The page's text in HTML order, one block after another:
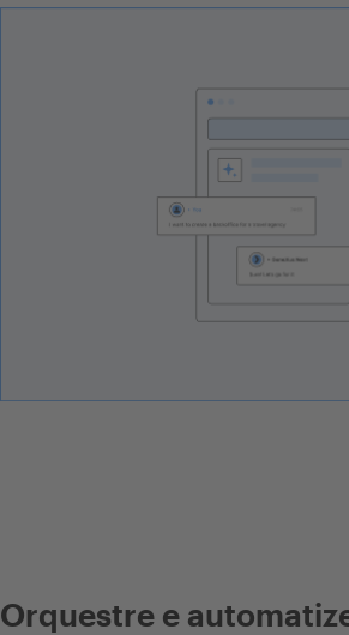
Orquestre e